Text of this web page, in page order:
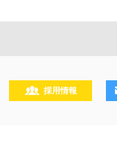
採用情報